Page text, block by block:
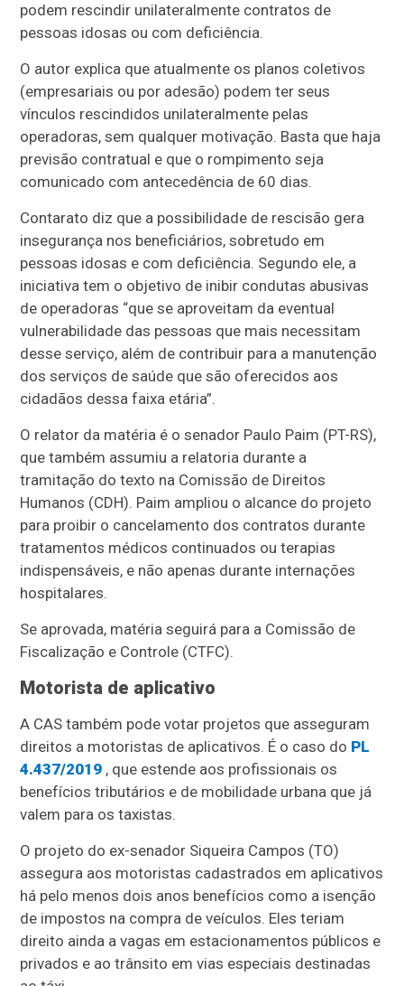
podem rescindir unilateralmente contratos de
pessoas idosas ou com deficiência.
O autor explica que atualmente os planos coletivos
(empresariais ou por adesão) podem ter seus
vínculos rescindidos unilateralmente pelas
operadoras, sem qualquer motivação. Basta que haja
previsão contratual e que o rompimento seja
comunicado com antecedência de 60 dias.
Contarato diz que a possibilidade de rescisão gera
insegurança nos beneficiários, sobretudo em
pessoas idosas e com deficiência. Segundo ele, a
iniciativa tem o objetivo de inibir condutas abusivas
de operadoras “que se aproveitam da eventual
vulnerabilidade das pessoas que mais necessitam
desse serviço, além de contribuir para a manutenção
dos serviços de saúde que são oferecidos aos
cidadãos dessa faixa etária”.
O relator da matéria é o senador Paulo Paim (PT-RS),
que também assumiu a relatoria durante a
tramitação do texto na Comissão de Direitos
Humanos (CDH). Paim ampliou o alcance do projeto
para proibir o cancelamento dos contratos durante
tratamentos médicos continuados ou terapias
indispensáveis, e não apenas durante internações
hospitalares.
Se aprovada, matéria seguirá para a Comissão de
Fiscalização e Controle (CTFC).
Motorista de aplicativo
A CAS também pode votar projetos que asseguram
direitos a motoristas de aplicativos. É o caso do PL
4.437/2019 , que estende aos profissionais os
benefícios tributários e de mobilidade urbana que já
valem para os taxistas.
O projeto do ex-senador Siqueira Campos (TO)
assegura aos motoristas cadastrados em aplicativos
há pelo menos dois anos benefícios como a isenção
de impostos na compra de veículos. Eles teriam
direito ainda a vagas em estacionamentos públicos e
privados e ao trânsito em vias especiais destinadas